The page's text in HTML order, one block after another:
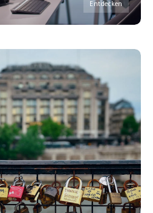
Entdecken